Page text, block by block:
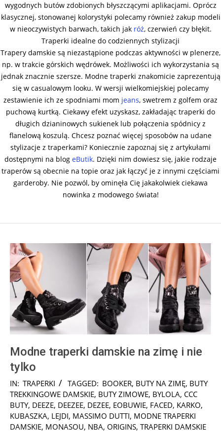
wygodnych butów zdobionych błyszczącymi aplikacjami. Oprócz
klasycznej, stonowanej kolorystyki polecamy również zakup modeli
w nieoczywistych barwach, takich jak róż, czerwień czy błękit.
Traperki idealne do codziennych stylizacji
Trapery damskie są niezastąpione podczas aktywności w plenerze,
np. w trakcie górskich wędrówek. Możliwości ich wykorzystania są
jednak znacznie szersze. Modne traperki znakomicie zaprezentują
się w casualowym looku. W wersji wielkomiejskiej polecamy
zestawienie ich ze spodniami mom jeans, swetrem z golfem oraz
puchową kurtką. Ciekawy efekt uzyskasz, zakładając traperki do
długich dzianinowych sukienek lub połączenia spódnicy z
flanelową koszulą. Chcesz poznać więcej sposobów na udane
stylizacje z traperkami? Koniecznie zapoznaj się z artykułami
dostępnymi na blog eButik. Dzięki nim dowiesz się, jakie rodzaje
traperów są obecnie na topie oraz jak łączyć je z innymi częściami
garderoby. Nie pozwól, by ominęła Cię jakakolwiek ciekawa
nowinka z modowego świata!
Modne traperki damskie na zimę i nie
tylko
2025-
01-
13
IN: TRAPERKI TAGGED: BOOKER, BUTY NA ZIMĘ, BUTY
TREKKINGOWE DAMSKIE, BUTY ZIMOWE, BYLOLA, CCC
BUTY, DEEZE, DEEZEE, DEZEE, EOBUWIE, FACED, KARKO,
KUBASZKA, LEJDI, MASSIMO DUTTI, MODNE TRAPERKI
DAMSKIE, MONASOU, NBA, ORIGINS, TRAPERKI DAMSKIE